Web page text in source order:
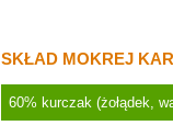
SKŁAD MOKREJ
60% kurczak (żołądek,